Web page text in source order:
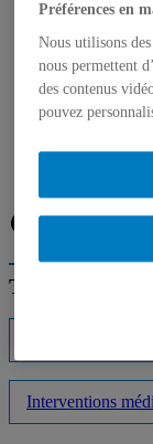
Une équipe
jouets sexuels
Accueil
Autorisation
À propos de
Facebook
Twitter
Flux RSS
Trouver un
Interventions
Préférences en
Nous utilisons
nous permettent
des contenus
pouvez